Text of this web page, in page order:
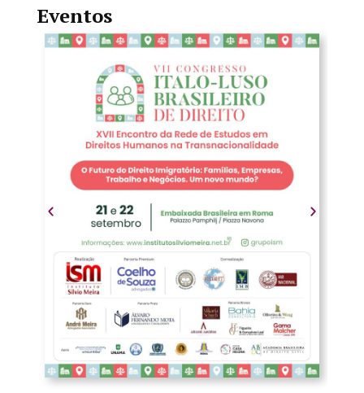
Eventos